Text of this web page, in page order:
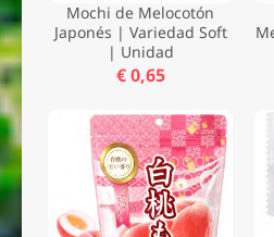
Mochi de Melocotón
Japonés | Variedad Soft
| Unidad
€ 0,65